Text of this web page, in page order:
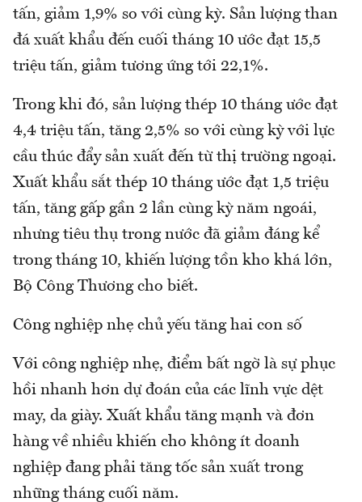
tấn, giảm 1,9% so với cùng kỳ. Sản lượng than
đá xuất khẩu đến cuối tháng 10 ước đạt 15,5
triệu tấn, giảm tương ứng tới 22,1%.
Trong khi đó, sản lượng thép 10 tháng ước đạt
4,4 triệu tấn, tăng 2,5% so với cùng kỳ với lực
cầu thúc đẩy sản xuất đến từ thị trường ngoại.
Xuất khẩu sắt thép 10 tháng ước đạt 1,5 triệu
tấn, tăng gấp gần 2 lần cùng kỳ năm ngoái,
nhưng tiêu thụ trong nước đã giảm đáng kể
trong tháng 10, khiến lượng tồn kho khá lớn,
Bộ Công Thương cho biết.
Công nghiệp nhẹ chủ yếu tăng hai con số
Với công nghiệp nhẹ, điểm bất ngờ là sự phục
hồi nhanh hơn dự đoán của các lĩnh vực dệt
may, da giày. Xuất khẩu tăng mạnh và đơn
hàng về nhiều khiến cho không ít doanh
nghiệp đang phải tăng tốc sản xuất trong
những tháng cuối năm.